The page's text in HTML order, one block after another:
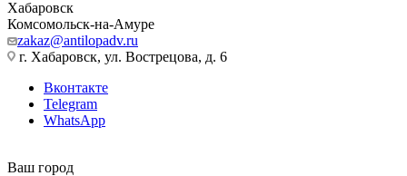
Хабаровск
Комсомольск-на-Амуре
zakaz@antilopadv.ru
г. Хабаровск, ул. Вострецова, д. 6
Вконтакте
Telegram
WhatsApp
Ваш город